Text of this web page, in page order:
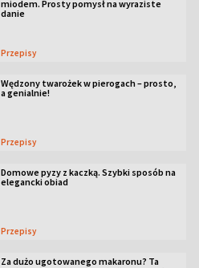
miodem. Prosty pomysł na wyraziste
danie
Przepisy
Wędzony twarożek w pierogach – prosto,
a genialnie!
Przepisy
Domowe pyzy z kaczką. Szybki sposób na
elegancki obiad
Przepisy
Za dużo ugotowanego makaronu? Ta